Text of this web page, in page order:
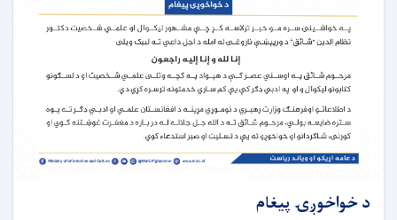
د خواخوږۍ پيغام